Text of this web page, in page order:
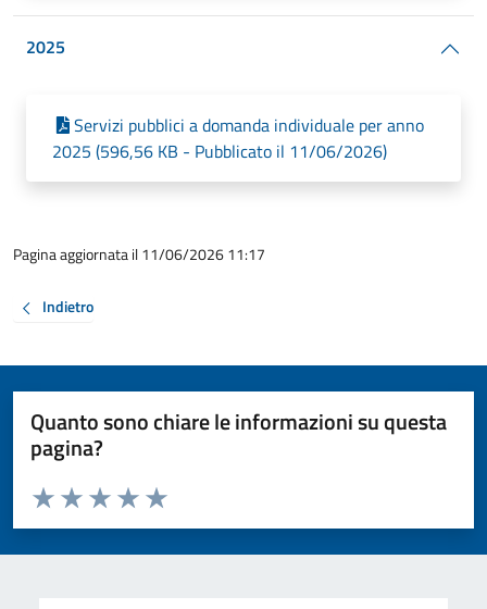
2025
Servizi pubblici a domanda individuale per anno
2025 (596,56 KB - Pubblicato il 11/06/2026)
Pagina aggiornata il 11/06/2026 11:17
Indietro
Quanto sono chiare le informazioni su questa
pagina?
Valuta da 1 a 5 stelle la pagina
Valuta 5 stelle su 5
Valuta 4 stelle su 5
Valuta 3 stelle su 5
Valuta 2 stelle su 5
Valuta 1 stelle su 5